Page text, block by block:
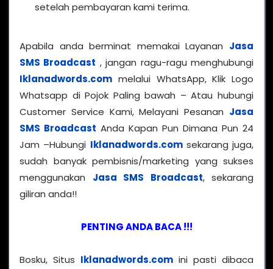
setelah pembayaran kami terima.
Apabila anda berminat memakai Layanan Jasa
SMS Broadcast , jangan ragu-ragu menghubungi
Iklanadwords.com melalui WhatsApp, Klik Logo
Whatsapp di Pojok Paling bawah – Atau hubungi
Customer Service Kami, Melayani Pesanan Jasa
SMS Broadcast Anda Kapan Pun Dimana Pun 24
Jam –Hubungi Iklanadwords.comsekarang juga,
sudah banyak pembisnis/marketing yang sukses
menggunakan Jasa SMS Broadcast, sekarang
giliran anda!!
PENTING ANDA BACA !!!
Bosku, Situs Iklanadwords.com ini pasti dibaca